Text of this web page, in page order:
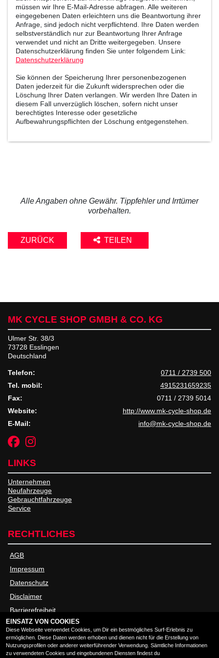
müssen wir Ihre E-Mail-Adresse abfragen. Alle weiteren
eingegebenen Daten erleichtern uns die Beantwortung ihrer
Anfrage, sind jedoch nicht verpflichtend. Ihre Daten werden
selbstverständlich nur zur Beantwortung Ihrer Anfrage
verwendet und nicht an Dritte weitergegeben. Unsere
Datenschutzerklärung finden Sie unter folgendem Link:
Datenschutzerklärung
Sie können der Speicherung Ihrer personenbezogenen
Daten jederzeit für die Zukunft widersprechen oder die
Löschung Ihrer Daten verlangen. Wir werden Ihre Daten in
diesem Fall unverzüglich löschen, sofern nicht unser
berechtigtes Interesse oder gesetzliche
Aufbewahrungspflichten der Löschung entgegenstehen.
Alle Angaben ohne Gewähr. Tippfehler und Irrtümer
vorbehalten.
ZURÜCK TEILEN
MK CYCLE SHOP GMBH & CO. KG
Ulmer Str. 38/3
73728 Esslingen
Deutschland
Telefon:
0711 / 2739 500
Tel. mobil:
4915231659235
Fax:
0711 / 2739 5014
Website:
http://www.mk-cycle-shop.de
E-Mail:
info@mk-cycle-shop.de
LINKS
Unternehmen
Neufahrzeuge
Gebrauchtfahrzeuge
Service
RECHTLICHES
AGB
Impressum
Datenschutz
Disclaimer
Barrierefreiheit
ÖFFNUNGSZEITEN
EINSATZ VON COOKIES
Diese Webseite verwendet Cookies, um Dir ein bestmögliches Surf-Erlebnis zu
ermöglichen. Diese Daten werden erhoben und dienen nicht für die Erstellung von
Nutzungsprofilen oder anderer weiterführender Verwendung. Sämtliche Informationen
zu verwendeten Cookies und eingebundenen Diensten findest du